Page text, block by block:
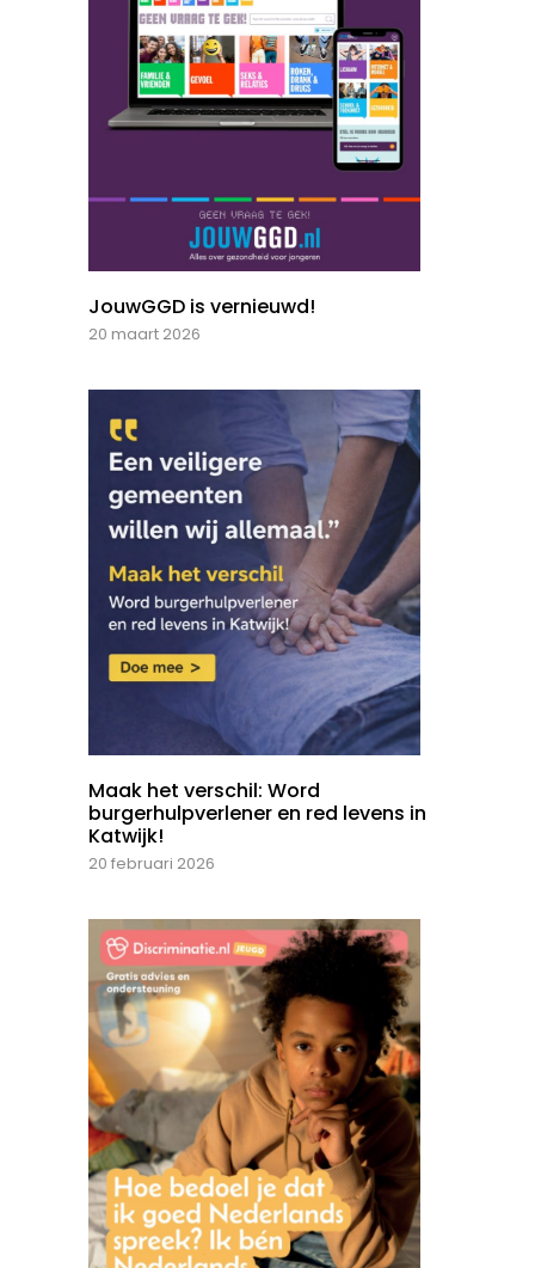
JouwGGD is vernieuwd!
20 maart 2026
Maak het verschil: Word
burgerhulpverlener en red levens in
Katwijk!
20 februari 2026